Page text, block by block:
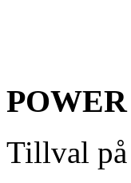
Tillval